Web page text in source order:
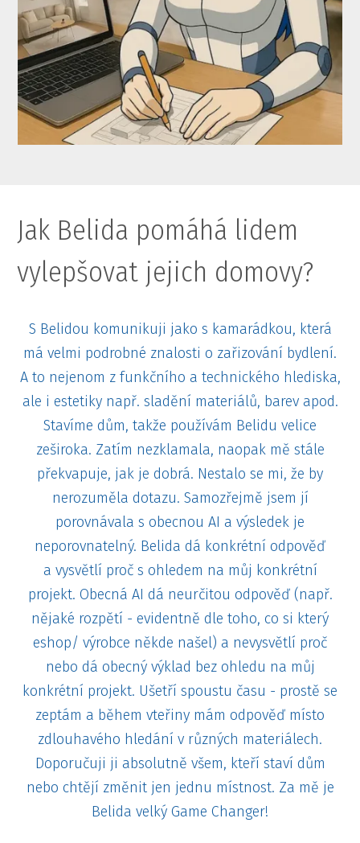
Jak Belida pomáhá lidem
vylepšovat jejich domovy?
S Belidou komunikuji jako s kamarádkou, která
má velmi podrobné znalosti o zařizování bydlení.
A to nejenom z funkčního a technického hlediska,
ale i estetiky např. sladění materiálů, barev apod.
Stavíme dům, takže používám Belidu velice
zeširoka. Zatím nezklamala, naopak mě stále
překvapuje, jak je dobrá. Nestalo se mi, že by
nerozuměla dotazu. Samozřejmě jsem jí
porovnávala s obecnou AI a výsledek je
neporovnatelný. Belida dá konkrétní odpověď
a vysvětlí proč s ohledem na můj konkrétní
projekt. Obecná AI dá neurčitou odpověď (např.
nějaké rozpětí - evidentně dle toho, co si který
eshop/ výrobce někde našel) a nevysvětlí proč
nebo dá obecný výklad bez ohledu na můj
konkrétní projekt. Ušetří spoustu času - prostě se
zeptám a během vteřiny mám odpověď místo
zdlouhavého hledání v různých materiálech.
Doporučuji ji absolutně všem, kteří staví dům
nebo chtějí změnit jen jednu místnost. Za mě je
Belida velký Game Changer!